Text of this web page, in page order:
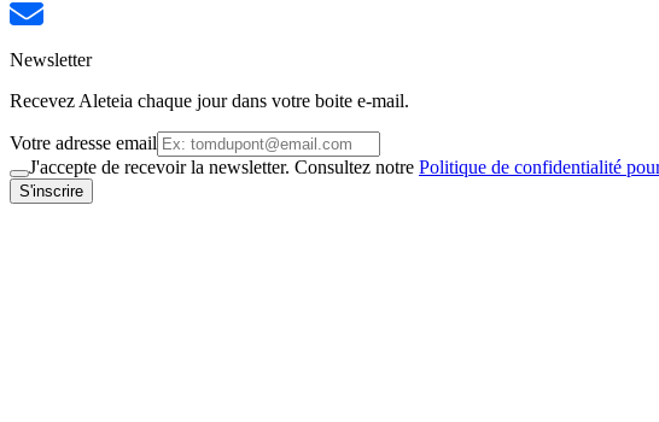
Newsletter
Recevez Aleteia chaque jour dans votre boite e-mail.
Votre adresse email
J'accepte de recevoir la newsletter. Consultez notre Politique de confidentialité
S'inscrire